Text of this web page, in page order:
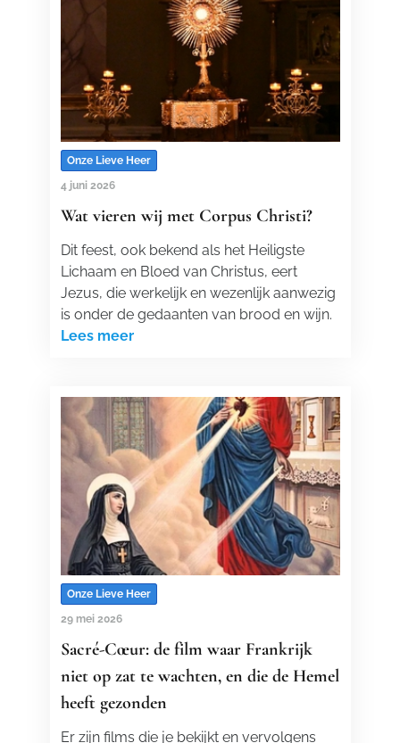
Onze Lieve Heer
4 juni 2026
Wat vieren wij met Corpus Christi?
Dit feest, ook bekend als het Heiligste
Lichaam en Bloed van Christus, eert
Jezus, die werkelijk en wezenlijk aanwezig
is onder de gedaanten van brood en wijn.
Lees meer
Onze Lieve Heer
29 mei 2026
Sacré-Cœur: de film waar Frankrijk
niet op zat te wachten, en die de Hemel
heeft gezonden
Er zijn films die je bekijkt en vervolgens